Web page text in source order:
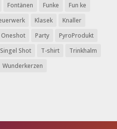
Fontänen Funke
Fun ke
Klasek
Knaller
Oneshot Party
PyroProdukt
Singel Shot T-shirt
Trinkhalm
Wunderkerzen